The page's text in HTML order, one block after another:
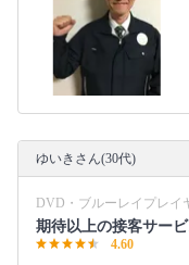
ゆいきさん(30代)
DVD・ブルーレイプレイ
期待以上の接客サー
4.60